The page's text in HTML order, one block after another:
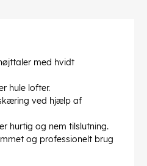
med hvidt
hule lofter.
ved hjælp af
hurtig og nem tilslutning.
og professionelt brug